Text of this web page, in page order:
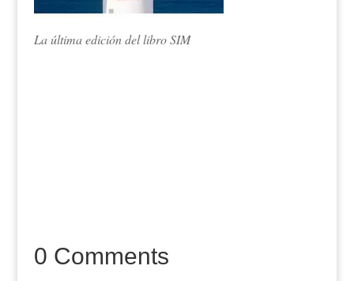
La última edición del libro SIM
0 Comments